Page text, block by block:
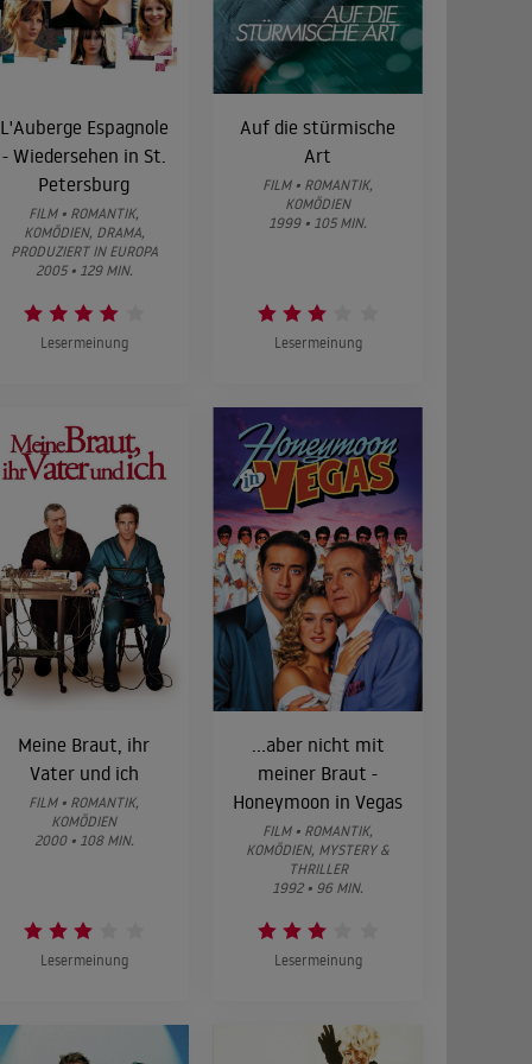
L'Auberge Espagnole
- Wiedersehen in St.
Petersburg
FILM • ROMANTIK,
KOMÖDIEN, DRAMA,
PRODUZIERT IN EUROPA
2005 • 129 MIN.
Lesermeinung
Auf die stürmische
Art
FILM • ROMANTIK,
KOMÖDIEN
1999 • 105 MIN.
Lesermeinung
Meine Braut, ihr
Vater und ich
FILM • ROMANTIK,
KOMÖDIEN
2000 • 108 MIN.
Lesermeinung
...aber nicht mit
meiner Braut -
Honeymoon in Vegas
FILM • ROMANTIK,
KOMÖDIEN, MYSTERY &
THRILLER
1992 • 96 MIN.
Lesermeinung